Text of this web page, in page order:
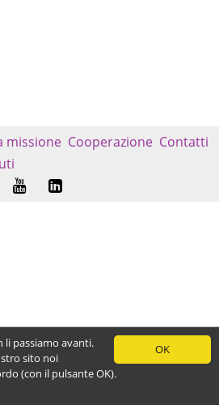
missione Cooperazione Contatti
OK
li passiamo avanti.
sito noi
(con il pulsante OK).